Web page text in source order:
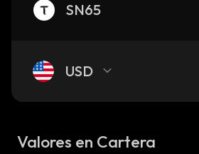
SN65
USD
Valores en Cartera